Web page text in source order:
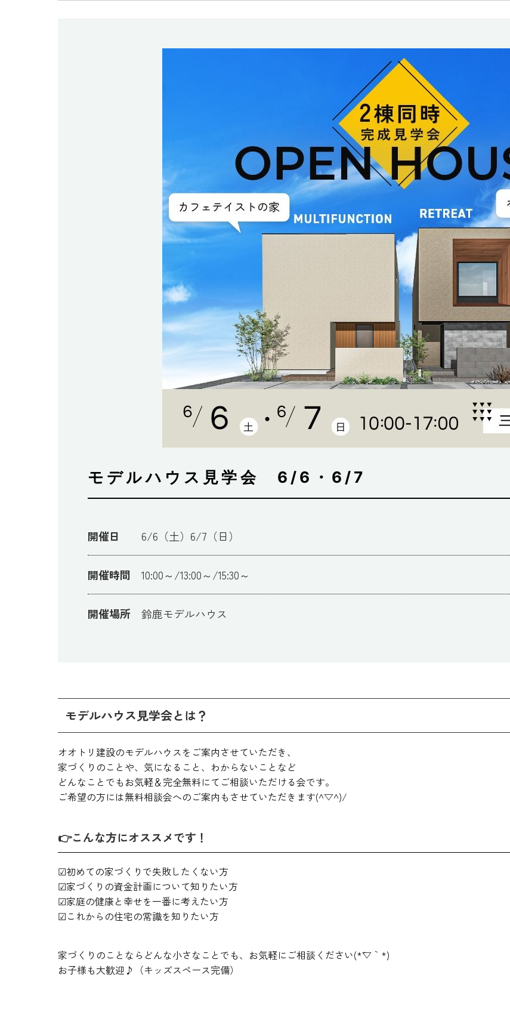
モデルハウス見学会 6/6・6/7
開催日 6/6（土）6/7（日）
開催時間 10:00～/13:00～/15:30～
開催場所 鈴鹿モデルハウス
モデルハウス見学会とは？
オオトリ建設のモデルハウスをご案内させていただき、
家づくりのことや、気になること、わからないことなど
どんなことでもお気軽＆完全無料にてご相談いただける会です。
ご希望の方には無料相談会へのご案内もさせていただきます(^▽^)/
👉こんな方にオススメです！
☑初めての家づくりで失敗したくない方
☑家づくりの資金計画について知りたい方
☑家庭の健康と幸せを一番に考えたい方
☑これからの住宅の常識を知りたい方
家づくりのことならどんな小さなことでも、お気軽にご相談ください(*´▽｀*)
お子様も大歓迎♪（キッズスペース完備）